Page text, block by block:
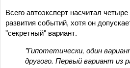
Всего автоэксперт насчитал
развития событий, хотя он
"секретный" вариант.
"Гипотетически, один
другого. Первый вариант из